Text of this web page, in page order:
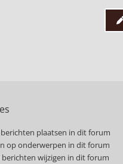
plaatsen in dit forum
op onderwerpen in dit forum
berichten wijzigen in dit forum